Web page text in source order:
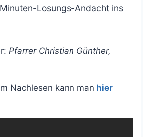
Losungs-Andacht ins
Pfarrer Christian Günther,
Nachlesen kann man hier